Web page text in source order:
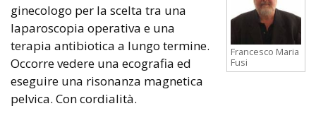
Francesco Maria
Fusi
ginecologo per la scelta tra una
laparoscopia operativa e una
terapia antibiotica a lungo termine.
Occorre vedere una ecografia ed
eseguire una risonanza magnetica
pelvica. Con cordialità.